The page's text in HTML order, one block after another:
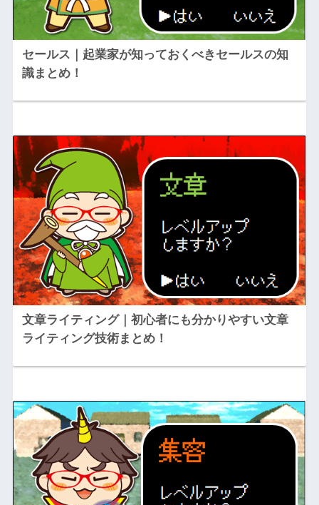
セールス｜起業家が知っておくべきセールスの知
識まとめ！
文章ライティング｜初心者にも分かりやすい文章
ライティング技術まとめ！